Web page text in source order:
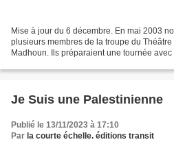
Mise à jour du 6 décembre. En mai 2003
plusieurs membres de la troupe du
Madhoun. Ils préparaient une tournée
Je Suis une Palestinienne
Publié le 13/11/2023 à 17:10
Par la courte échelle. éditions transit